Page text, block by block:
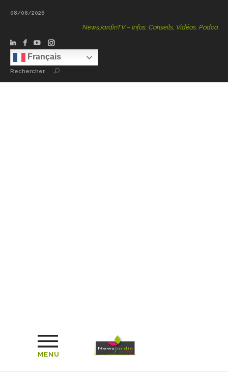
08/08/2026
NewsJardinTV – Infos, Conseils, Vidéos, Podcasts – 100 %
Français
Rechercher
MENU